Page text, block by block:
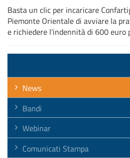
Basta un clic per incaricare
Piemonte Orientale di avviare la
e richiedere l'indennità di 600 euro
News
Bandi
Webinar
Comunicati Stampa